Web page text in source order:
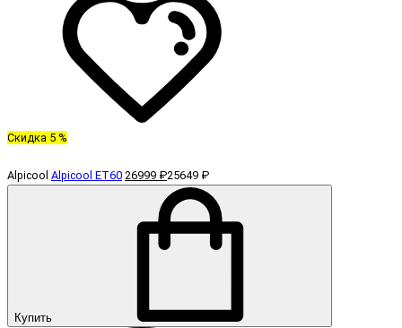
Скидка 5 %
Alpicool Alpicool ET60 26999 ₽25649 ₽
Купить